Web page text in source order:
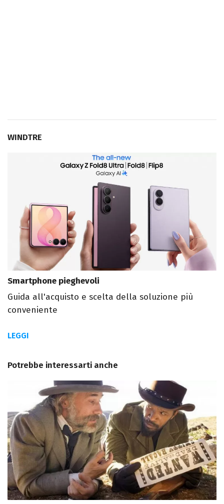
WINDTRE
Smartphone pieghevoli
Guida all'acquisto e scelta della soluzione più
conveniente
LEGGI
Potrebbe interessarti anche